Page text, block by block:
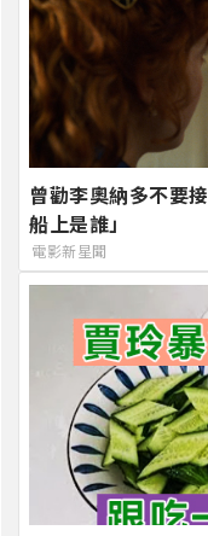
曾勸李奧納多不要
船上是誰」
電影新星聞